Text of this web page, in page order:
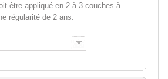
être appliqué en 2 à 3 couches à
régularité de 2 ans.